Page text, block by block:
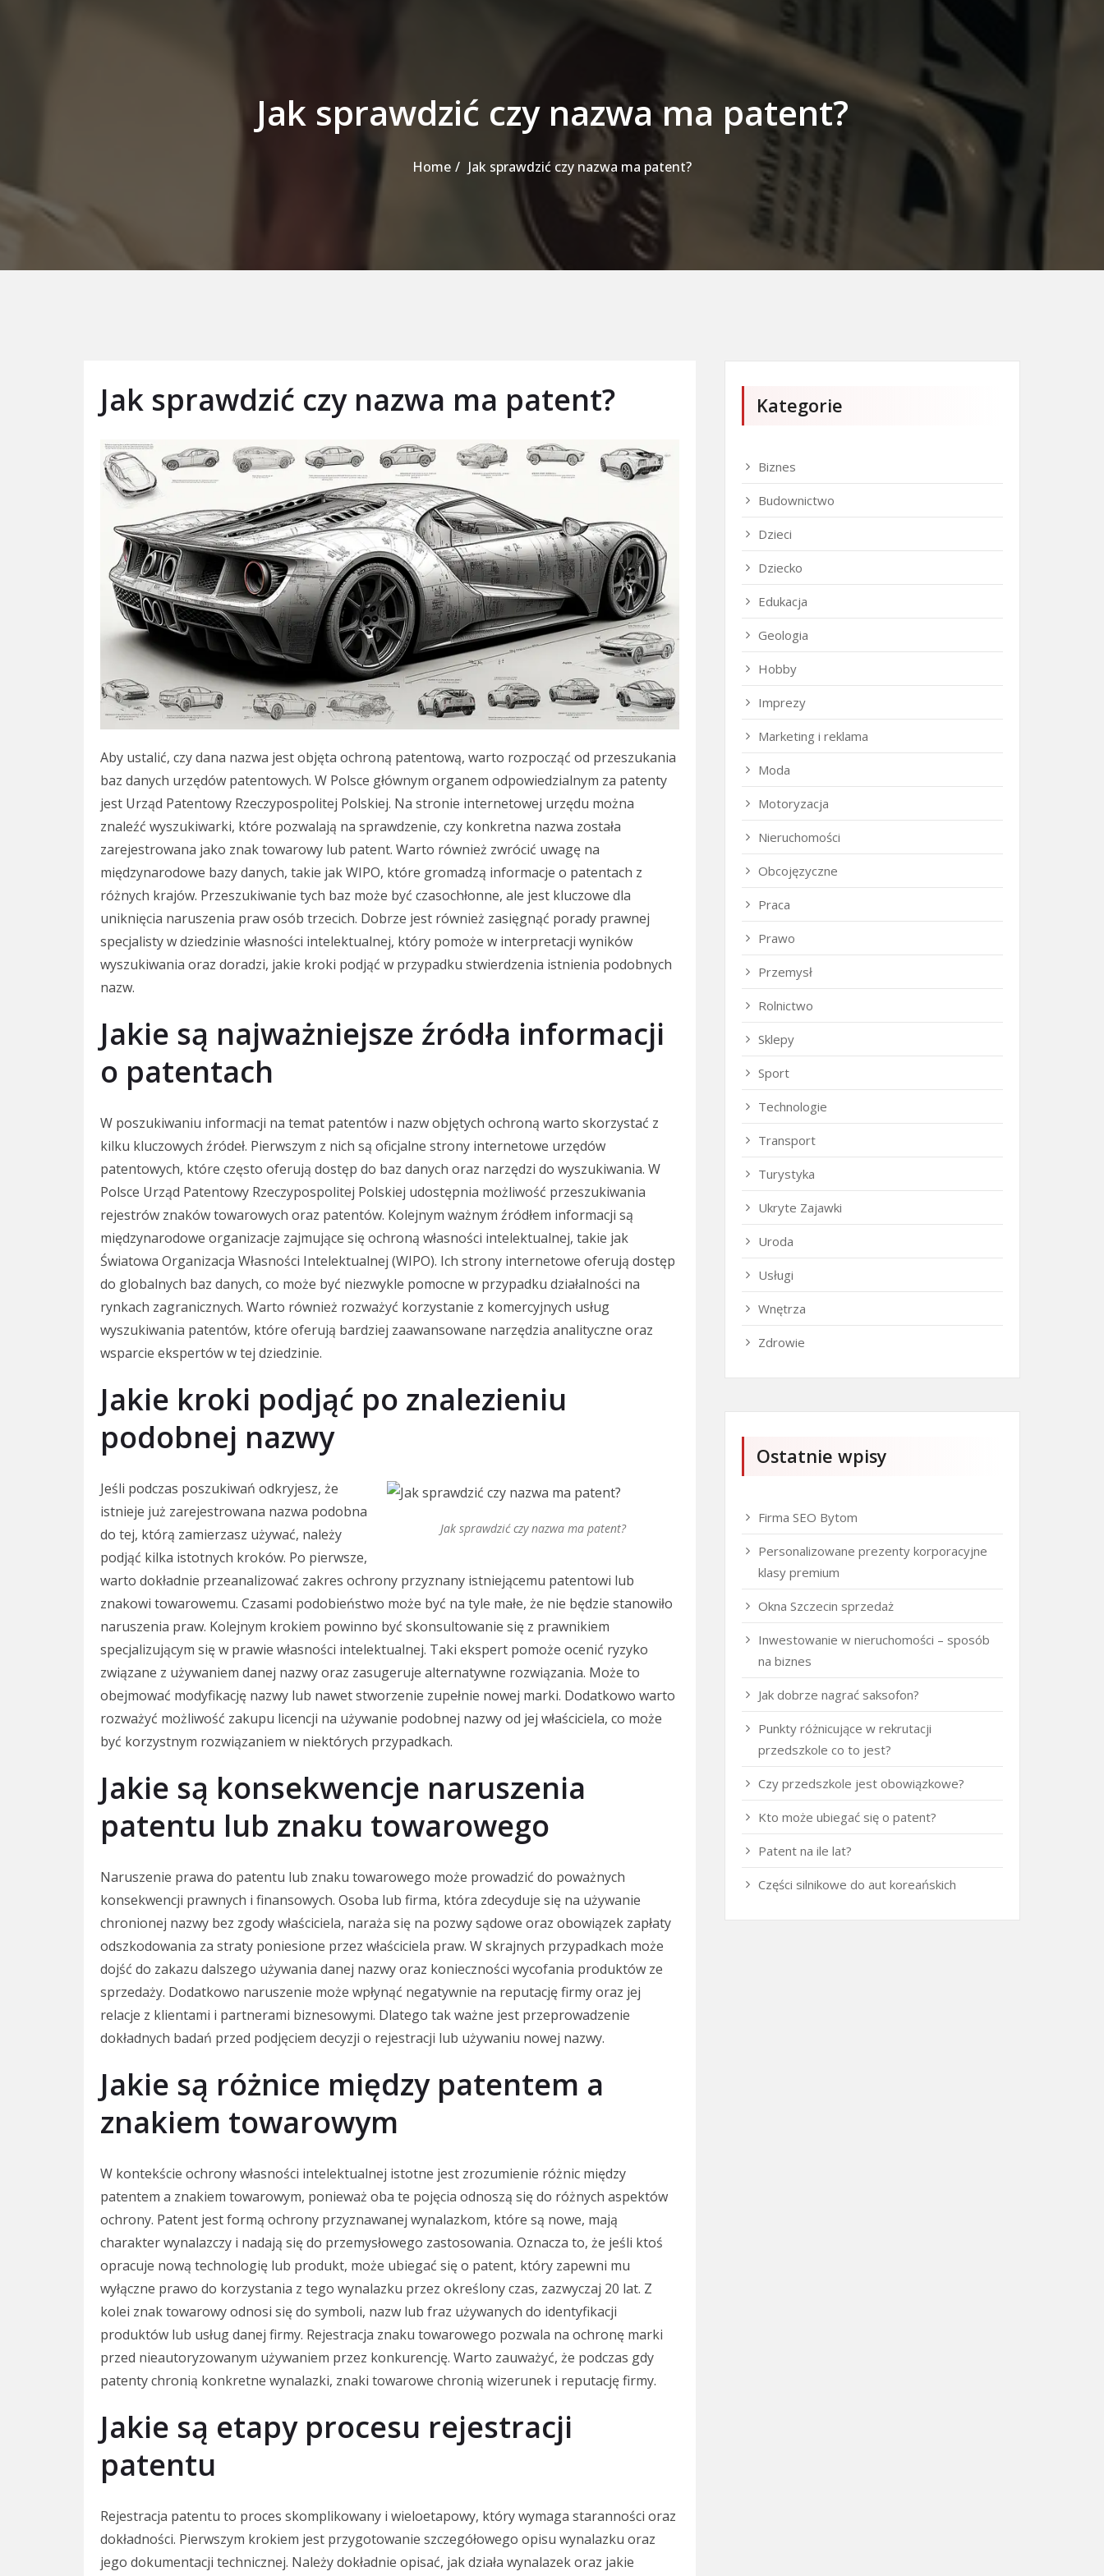
Jak sprawdzić czy nazwa ma patent?
Home Jak sprawdzić czy nazwa ma patent?
Jak sprawdzić czy nazwa ma patent?
Aby ustalić, czy dana nazwa jest objęta ochroną patentową, warto rozpocząć od przeszukania
baz danych urzędów patentowych. W Polsce głównym organem odpowiedzialnym za patenty
jest Urząd Patentowy Rzeczypospolitej Polskiej. Na stronie internetowej urzędu można
znaleźć wyszukiwarki, które pozwalają na sprawdzenie, czy konkretna nazwa została
zarejestrowana jako znak towarowy lub patent. Warto również zwrócić uwagę na
międzynarodowe bazy danych, takie jak WIPO, które gromadzą informacje o patentach z
różnych krajów. Przeszukiwanie tych baz może być czasochłonne, ale jest kluczowe dla
uniknięcia naruszenia praw osób trzecich. Dobrze jest również zasięgnąć porady prawnej
specjalisty w dziedzinie własności intelektualnej, który pomoże w interpretacji wyników
wyszukiwania oraz doradzi, jakie kroki podjąć w przypadku stwierdzenia istnienia podobnych
nazw.
Jakie są najważniejsze źródła informacji
o patentach
W poszukiwaniu informacji na temat patentów i nazw objętych ochroną warto skorzystać z
kilku kluczowych źródeł. Pierwszym z nich są oficjalne strony internetowe urzędów
patentowych, które często oferują dostęp do baz danych oraz narzędzi do wyszukiwania. W
Polsce Urząd Patentowy Rzeczypospolitej Polskiej udostępnia możliwość przeszukiwania
rejestrów znaków towarowych oraz patentów. Kolejnym ważnym źródłem informacji są
międzynarodowe organizacje zajmujące się ochroną własności intelektualnej, takie jak
Światowa Organizacja Własności Intelektualnej (WIPO). Ich strony internetowe oferują dostęp
do globalnych baz danych, co może być niezwykle pomocne w przypadku działalności na
rynkach zagranicznych. Warto również rozważyć korzystanie z komercyjnych usług
wyszukiwania patentów, które oferują bardziej zaawansowane narzędzia analityczne oraz
wsparcie ekspertów w tej dziedzinie.
Jakie kroki podjąć po znalezieniu
podobnej nazwy
Jak sprawdzić czy nazwa ma patent?
Jeśli podczas poszukiwań odkryjesz, że
istnieje już zarejestrowana nazwa podobna
do tej, którą zamierzasz używać, należy
podjąć kilka istotnych kroków. Po pierwsze,
warto dokładnie przeanalizować zakres ochrony przyznany istniejącemu patentowi lub
znakowi towarowemu. Czasami podobieństwo może być na tyle małe, że nie będzie stanowiło
naruszenia praw. Kolejnym krokiem powinno być skonsultowanie się z prawnikiem
specjalizującym się w prawie własności intelektualnej. Taki ekspert pomoże ocenić ryzyko
związane z używaniem danej nazwy oraz zasugeruje alternatywne rozwiązania. Może to
obejmować modyfikację nazwy lub nawet stworzenie zupełnie nowej marki. Dodatkowo warto
rozważyć możliwość zakupu licencji na używanie podobnej nazwy od jej właściciela, co może
być korzystnym rozwiązaniem w niektórych przypadkach.
Jakie są konsekwencje naruszenia
patentu lub znaku towarowego
Naruszenie prawa do patentu lub znaku towarowego może prowadzić do poważnych
konsekwencji prawnych i finansowych. Osoba lub firma, która zdecyduje się na używanie
chronionej nazwy bez zgody właściciela, naraża się na pozwy sądowe oraz obowiązek zapłaty
odszkodowania za straty poniesione przez właściciela praw. W skrajnych przypadkach może
dojść do zakazu dalszego używania danej nazwy oraz konieczności wycofania produktów ze
sprzedaży. Dodatkowo naruszenie może wpłynąć negatywnie na reputację firmy oraz jej
relacje z klientami i partnerami biznesowymi. Dlatego tak ważne jest przeprowadzenie
dokładnych badań przed podjęciem decyzji o rejestracji lub używaniu nowej nazwy.
Jakie są różnice między patentem a
znakiem towarowym
W kontekście ochrony własności intelektualnej istotne jest zrozumienie różnic między
patentem a znakiem towarowym, ponieważ oba te pojęcia odnoszą się do różnych aspektów
ochrony. Patent jest formą ochrony przyznawanej wynalazkom, które są nowe, mają
charakter wynalazczy i nadają się do przemysłowego zastosowania. Oznacza to, że jeśli ktoś
opracuje nową technologię lub produkt, może ubiegać się o patent, który zapewni mu
wyłączne prawo do korzystania z tego wynalazku przez określony czas, zazwyczaj 20 lat. Z
kolei znak towarowy odnosi się do symboli, nazw lub fraz używanych do identyfikacji
produktów lub usług danej firmy. Rejestracja znaku towarowego pozwala na ochronę marki
przed nieautoryzowanym używaniem przez konkurencję. Warto zauważyć, że podczas gdy
patenty chronią konkretne wynalazki, znaki towarowe chronią wizerunek i reputację firmy.
Jakie są etapy procesu rejestracji
patentu
Rejestracja patentu to proces skomplikowany i wieloetapowy, który wymaga staranności oraz
dokładności. Pierwszym krokiem jest przygotowanie szczegółowego opisu wynalazku oraz
jego dokumentacji technicznej. Należy dokładnie opisać, jak działa wynalazek oraz jakie
Kategorie
Biznes
Budownictwo
Dzieci
Dziecko
Edukacja
Geologia
Hobby
Imprezy
Marketing i reklama
Moda
Motoryzacja
Nieruchomości
Obcojęzyczne
Praca
Prawo
Przemysł
Rolnictwo
Sklepy
Sport
Technologie
Transport
Turystyka
Ukryte Zajawki
Uroda
Usługi
Wnętrza
Zdrowie
Ostatnie wpisy
Firma SEO Bytom
Personalizowane prezenty korporacyjne
klasy premium
Okna Szczecin sprzedaż
Inwestowanie w nieruchomości – sposób
na biznes
Jak dobrze nagrać saksofon?
Punkty różnicujące w rekrutacji
przedszkole co to jest?
Czy przedszkole jest obowiązkowe?
Kto może ubiegać się o patent?
Patent na ile lat?
Części silnikowe do aut koreańskich